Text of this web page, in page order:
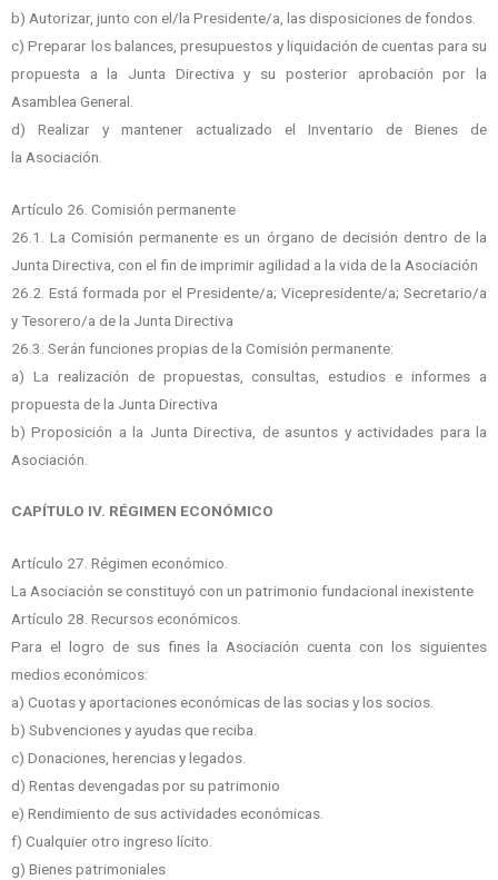
b) Autorizar, junto con el/la Presidente/a, las disposiciones de fondos.
c) Preparar los balances, presupuestos y liquidación de cuentas para su
propuesta a la Junta Directiva y su posterior aprobación por la
Asamblea General.
d) Realizar y mantener actualizado el Inventario de Bienes de
la Asociación.
Artículo 26. Comisión permanente
26.1. La Comisión permanente es un órgano de decisión dentro de la
Junta Directiva, con el fin de imprimir agilidad a la vida de la Asociación
26.2. Está formada por el Presidente/a; Vicepresidente/a; Secretario/a
y Tesorero/a de la Junta Directiva
26.3. Serán funciones propias de la Comisión permanente:
a) La realización de propuestas, consultas, estudios e informes a
propuesta de la Junta Directiva
b) Proposición a la Junta Directiva, de asuntos y actividades para la
Asociación.
CAPÍTULO IV. RÉGIMEN ECONÓMICO
Artículo 27. Régimen económico.
La Asociación se constituyó con un patrimonio fundacional inexistente
Artículo 28. Recursos económicos.
Para el logro de sus fines la Asociación cuenta con los siguientes
medios económicos:
a) Cuotas y aportaciones económicas de las socias y los socios.
b) Subvenciones y ayudas que reciba.
c) Donaciones, herencias y legados.
d) Rentas devengadas por su patrimonio
e) Rendimiento de sus actividades económicas.
f) Cualquier otro ingreso lícito.
g) Bienes patrimoniales